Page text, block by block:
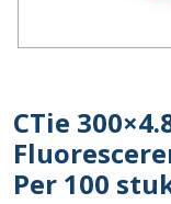
CTie
Per 100